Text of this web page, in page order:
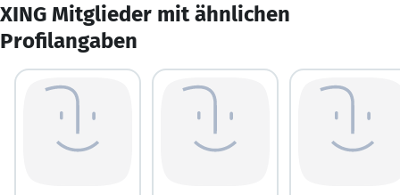
XING Mitglieder mit ähnlichen
Profilangaben